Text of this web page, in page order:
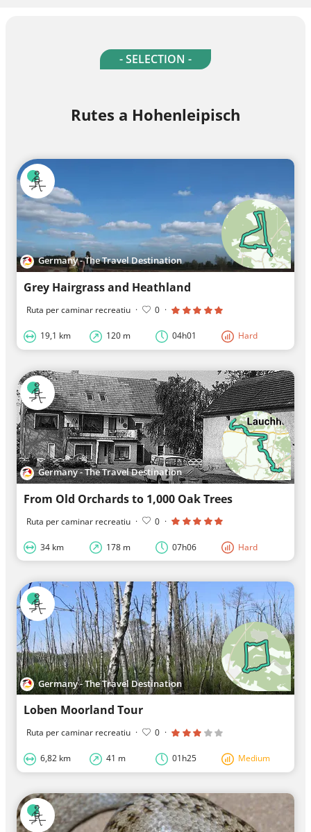
- SELECTION -
Rutes a Hohenleipisch
Germany - The Travel Destination
Grey Hairgrass and Heathland
Ruta per caminar recreatiu · 0 ·
19,1 km 120 m 04h01 Hard
Germany - The Travel Destination
From Old Orchards to 1,000 Oak Trees
Ruta per caminar recreatiu · 0 ·
34 km 178 m 07h06 Hard
Germany - The Travel Destination
Loben Moorland Tour
Ruta per caminar recreatiu · 0 ·
6,82 km 41 m 01h25 Medium